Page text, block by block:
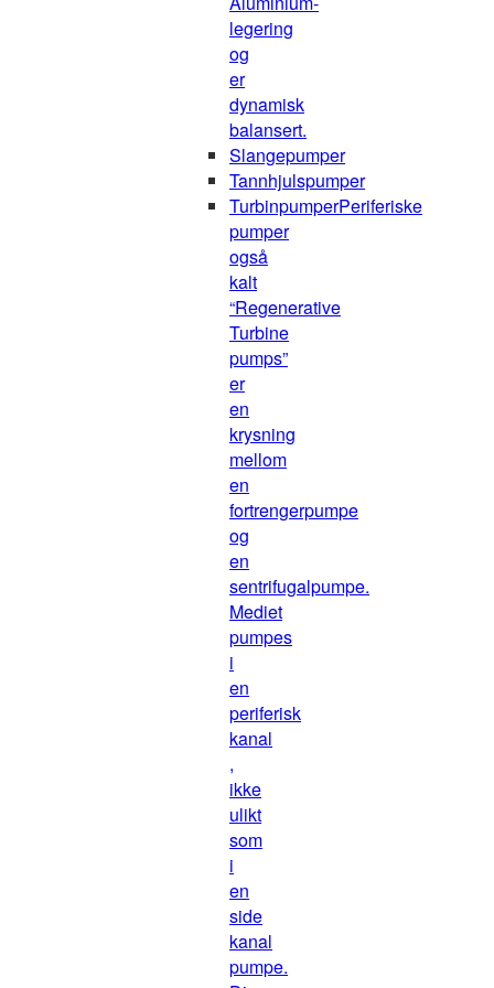
legering
og
er
dynamisk
balansert.
Slangepumper
Tannhjulspumper
TurbinpumperPeriferiske
pumper
også
kalt
“Regenerative
Turbine
pumps”
er
en
krysning
mellom
en
fortrengerpumpe
og
en
sentrifugalpumpe.
Mediet
pumpes
i
en
periferisk
kanal
,
ikke
ulikt
som
i
en
side
kanal
pumpe.